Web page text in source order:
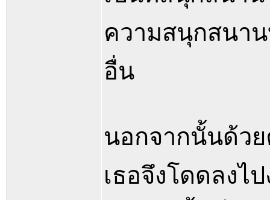
ความสนุกสนา
อื่น
นอกจากนั้นด้ว
เธอจึงโดดลงไ